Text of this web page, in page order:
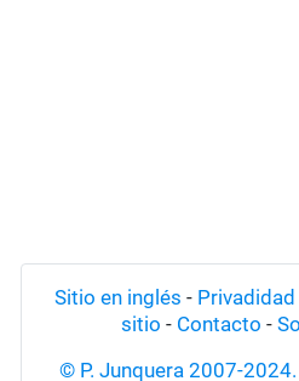
Sitio en inglés -
sitio - Contacto -
© P. Junquera 2007-